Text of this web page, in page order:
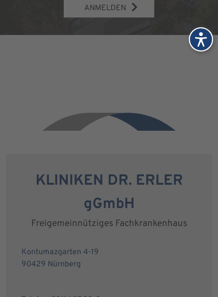
ANMELDEN
KLINIKEN DR. ERLER
gGmbH
Freigemeinnütziges Fachkrankenhaus
Kontumazgarten 4-19
90429 Nürnberg